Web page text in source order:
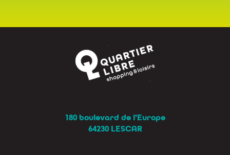
180 boulevard de l’Europe
64230 LESCAR